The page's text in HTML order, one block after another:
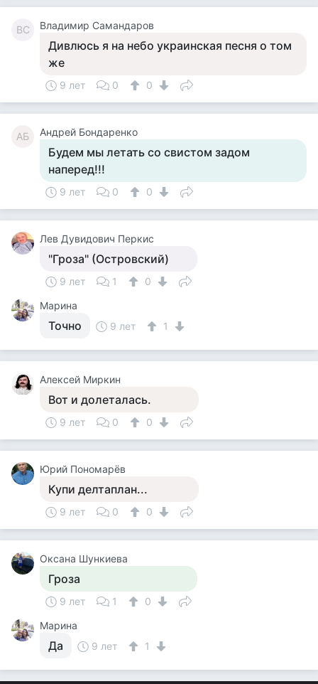
ВС Владимир Самандаров
Дивлюсь я на небо украинская песня о том
же
9 лет 0 0
АБ Андрей Бондаренко
Будем мы летать со свистом задом
наперед!!!
9 лет 0 0
Лев Дувидович Перкис
"Гроза" (Островский)
9 лет 1
0
Марина
Точно 9 лет 1
Алексей Миркин
Вот и долеталась.
9 лет 0 0
Юрий Пономарёв
Купи делтаплан...
9 лет 0 0
Оксана Шункиева
Гроза
9 лет 1
0
Марина
Да 9 лет 1